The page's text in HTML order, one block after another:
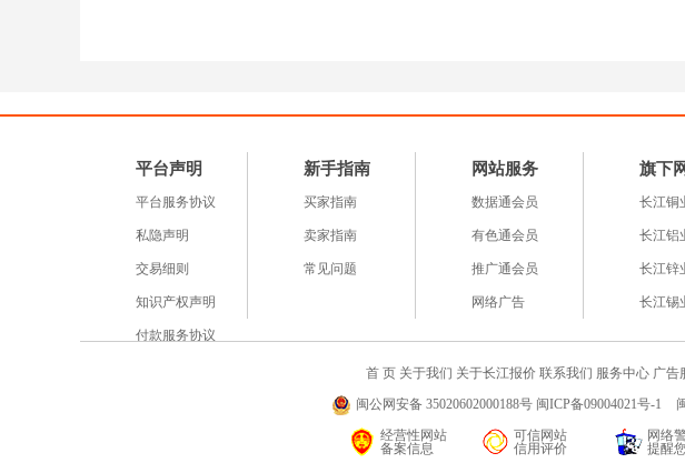
平台声明
平台服务协议
私隐声明
交易细则
知识产权声明
付款服务协议
新手指南
买家指南
卖家指南
常见问题
网站服务
数据通会员
有色通会员
推广通会员
网络广告
旗下
长江铜
长江铝
长江锌
长江锡
首 页 关于我们 关于长江报价 联系我们 服务中心 广告
闽公网安备 35020602000188号 闽ICP备09004021号-1
经营性网站
备案信息
可信网站
信用评价
网络
提醒